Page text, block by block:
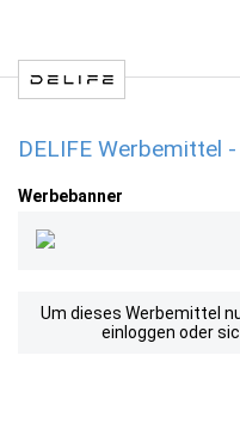
DELIFE Werbemittel
Werbebanner
Um dieses Werbemittel
einloggen oder